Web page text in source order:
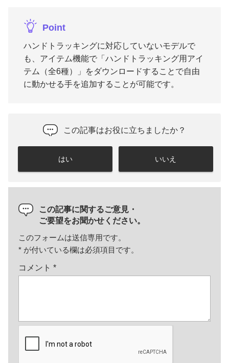
Point
ハンドトラッキングに対応していないモデルで
も、アイテム機能で「ハンドトラッキング用アイ
テム（全6種）」をダウンロードすることで自由
に動かせる手を追加することが可能です。
この記事はお役に立ちましたか？
はい いいえ
この記事に関するご意見・
ご要望をお聞かせください。
このフォームは送信専用です。
* が付いている欄は必須項目です。
コメント *